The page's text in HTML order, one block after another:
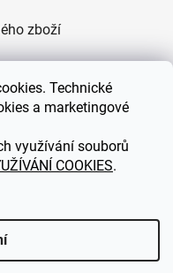
Technické
a marketingové
využívání souborů
COOKIES.
zboží
od 9.00 do 18.00